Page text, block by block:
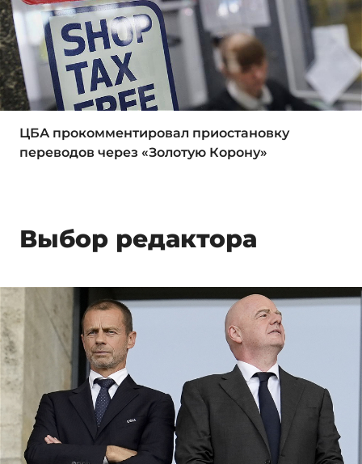
ЦБА прокомментировал приостановку
переводов через «Золотую Корону»
Выбор редактора